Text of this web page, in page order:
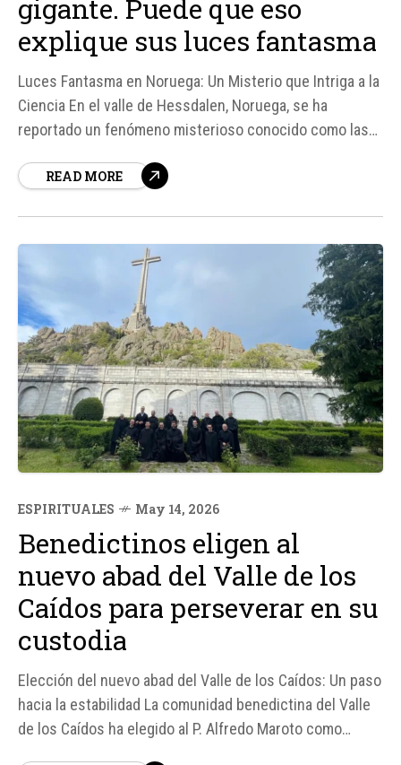
gigante. Puede que eso
explique sus luces fantasma
Luces Fantasma en Noruega: Un Misterio que Intriga a la
Ciencia En el valle de Hessdalen, Noruega, se ha
reportado un fenómeno misterioso conocido como las
esfuerzos para explicar este fenómeno, su causa exacta
READ MORE
ESPIRITUALES May 14, 2026
Benedictinos eligen al
nuevo abad del Valle de los
Caídos para perseverar en su
custodia
Elección del nuevo abad del Valle de los Caídos: Un paso
hacia la estabilidad La comunidad benedictina del Valle
de los Caídos ha elegido al P. Alfredo Maroto como